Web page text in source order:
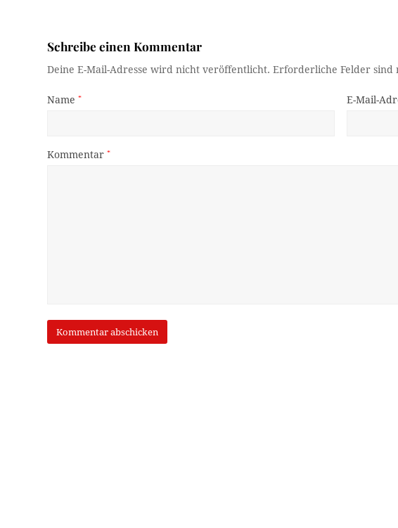
Schreibe einen Kommentar
Deine E-Mail-Adresse wird nicht veröffentlicht. Erforderliche Felder
Name* E-Mail-
Kommentar*